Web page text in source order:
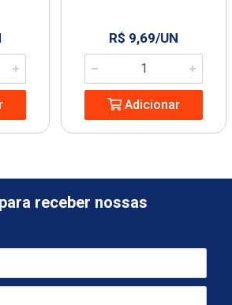
R$ 9,69/UN
Adicionar
receber nossas